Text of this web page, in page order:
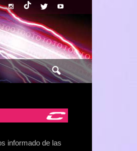
informado de las